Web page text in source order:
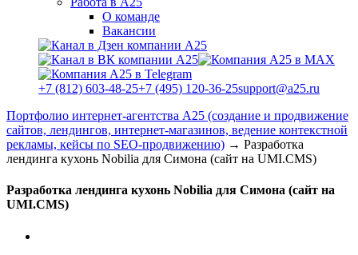
О команде
Вакансии
+7 (812) 603-48-25+7 (495) 120-36-25support@a25.ru
Портфолио интернет-агентства А25 (создание и продвижение
сайтов, лендингов, интернет-магазинов, ведение контекстной
рекламы, кейсы по SEO-продвижению) → Разработка
лендинга кухонь Nobilia для Симона (сайт на UMI.CMS)
Разработка лендинга кухонь Nobilia для Симона (сайт на
UMI.CMS)